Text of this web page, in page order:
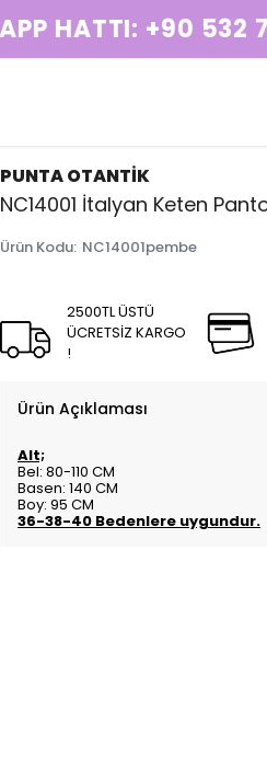
PUNTA OTANTİK
NC14001 İtalyan Keten
Ürün Kodu: NC14001pembe
2500TL ÜSTÜ
ÜCRETSİZ KARGO
!
Ürün Açıklaması
Alt;
Bel: 80-110 CM
Basen: 140 CM
Boy: 95 CM
36-38-40 Bedenlere uygundur.